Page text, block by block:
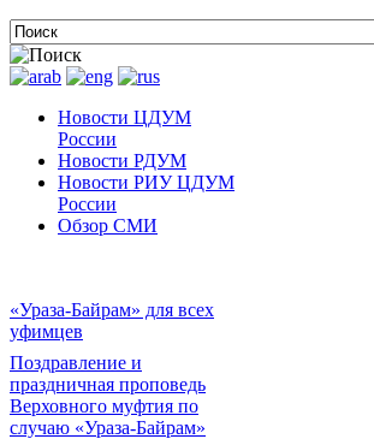
Новости ЦДУМ
России
Новости РДУМ
Новости РИУ ЦДУМ
России
Обзор СМИ
«Ураза-Байрам» для всех
уфимцев
Поздравление и
праздничная проповедь
Верховного муфтия по
случаю «Ураза-Байрам»